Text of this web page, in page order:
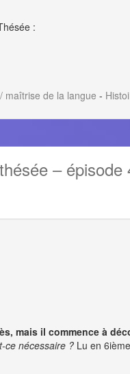
:
maîtrise de la langue -
–
mais il commence à
ce nécessaire ? Lu en